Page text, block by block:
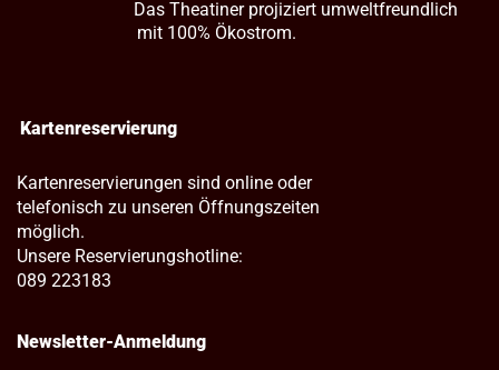
Das Theatiner projiziert umweltfreundlich
mit 100% Ökostrom.
Kartenreservierung
Kartenreservierungen sind online oder
telefonisch zu unseren Öffnungszeiten
möglich.
Unsere Reservierungshotline:
089 223183
Newsletter-Anmeldung